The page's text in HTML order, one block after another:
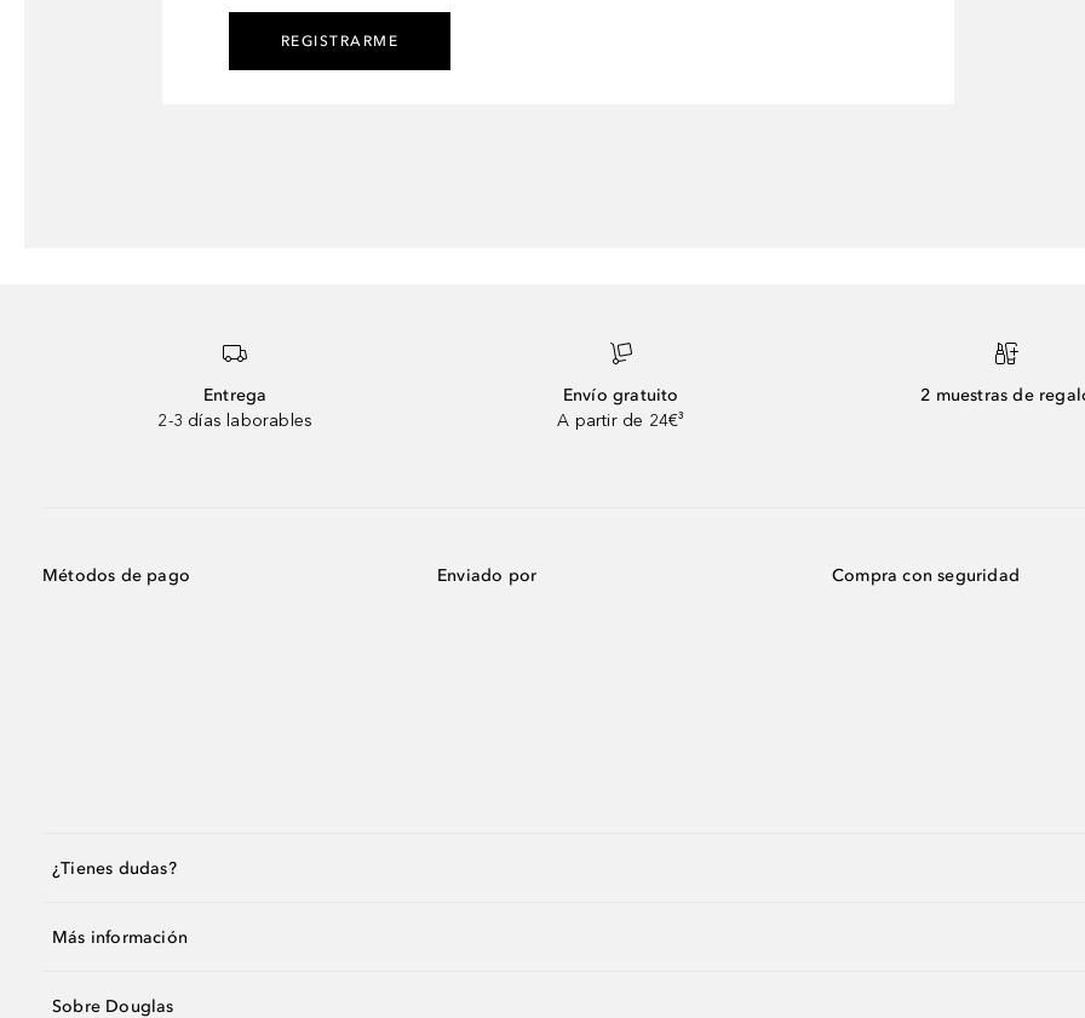
REGISTRARME
Entrega
2-3 días laborables
Envío gratuito
A partir de 24€³
2 muestras de
Métodos de pago Enviado por Compra con seguridad
¿Tienes dudas?
Más información
Sobre Douglas